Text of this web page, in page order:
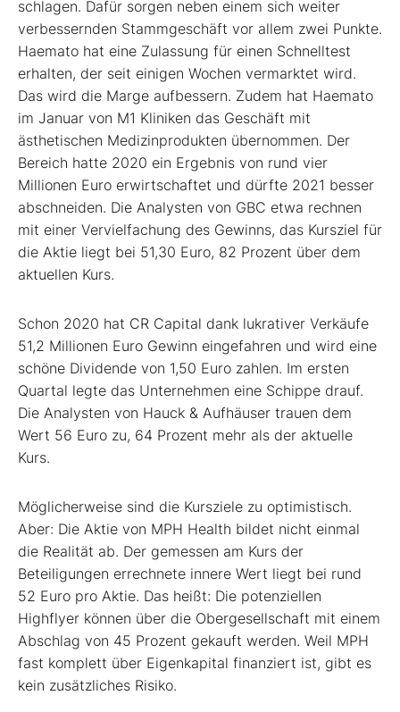
schlagen. Dafür sorgen neben einem sich weiter
verbessernden Stammgeschäft vor allem zwei Punkte.
Haemato hat eine Zulassung für einen Schnelltest
erhalten, der seit einigen Wochen vermarktet wird.
Das wird die Marge aufbessern. Zudem hat Haemato
im Januar von M1 Kliniken das Geschäft mit
ästhetischen Medizinprodukten übernommen. Der
Bereich hatte 2020 ein Ergebnis von rund vier
Millionen Euro erwirtschaftet und dürfte 2021 besser
abschneiden. Die Analysten von GBC etwa rechnen
mit einer Vervielfachung des Gewinns, das Kursziel für
die Aktie liegt bei 51,30 Euro, 82 Prozent über dem
aktuellen Kurs.
Schon 2020 hat CR Capital dank lukrativer Verkäufe
51,2 Millionen Euro Gewinn eingefahren und wird eine
schöne Dividende von 1,50 Euro zahlen. Im ersten
Quartal legte das Unternehmen eine Schippe drauf.
Die Analysten von Hauck & Aufhäuser trauen dem
Wert 56 Euro zu, 64 Prozent mehr als der aktuelle
Kurs.
Möglicherweise sind die Kursziele zu optimistisch.
Aber: Die Aktie von MPH Health bildet nicht einmal
die Realität ab. Der gemessen am Kurs der
Beteiligungen errechnete innere Wert liegt bei rund
52 Euro pro Aktie. Das heißt: Die potenziellen
Highflyer können über die Obergesellschaft mit einem
Abschlag von 45 Prozent gekauft werden. Weil MPH
fast komplett über Eigenkapital finanziert ist, gibt es
kein zusätzliches Risiko.